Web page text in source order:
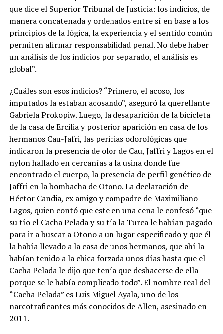
que dice el Superior Tribunal de Justicia: los indicios, de
manera concatenada y ordenados entre sí en base a los
principios de la lógica, la experiencia y el sentido común
permiten afirmar responsabilidad penal. No debe haber
un análisis de los indicios por separado, el análisis es
global”.
¿Cuáles son esos indicios? “Primero, el acoso, los
imputados la estaban acosando”, aseguró la querellante
Gabriela Prokopiw. Luego, la desaparición de la bicicleta
de la casa de Ercilia y posterior aparición en casa de los
hermanos Cau-Jafri, las pericias odorológicas que
indicaron la presencia de olor de Cau, Jaffri y Lagos en el
nylon hallado en cercanías a la usina donde fue
encontrado el cuerpo, la presencia de perfil genético de
Jaffri en la bombacha de Otoño. La declaración de
Héctor Candia, ex amigo y compadre de Maximiliano
Lagos, quien contó que este en una cena le confesó “que
su tío el Cacha Pelada y su tía la Turca le habían pagado
para ir a buscar a Otoño a un lugar especificado y que él
la había llevado a la casa de unos hermanos, que ahí la
habían tenido a la chica forzada unos días hasta que el
Cacha Pelada le dijo que tenía que deshacerse de ella
porque se le había complicado todo”. El nombre real del
“Cacha Pelada” es Luis Miguel Ayala, uno de los
narcotraficantes más conocidos de Allen, asesinado en
2011.